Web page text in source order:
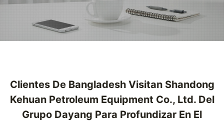
Clientes De Bangladesh Visitan Shandong
Kehuan Petroleum Equipment Co., Ltd. Del
Grupo Dayang Para Profundizar En El